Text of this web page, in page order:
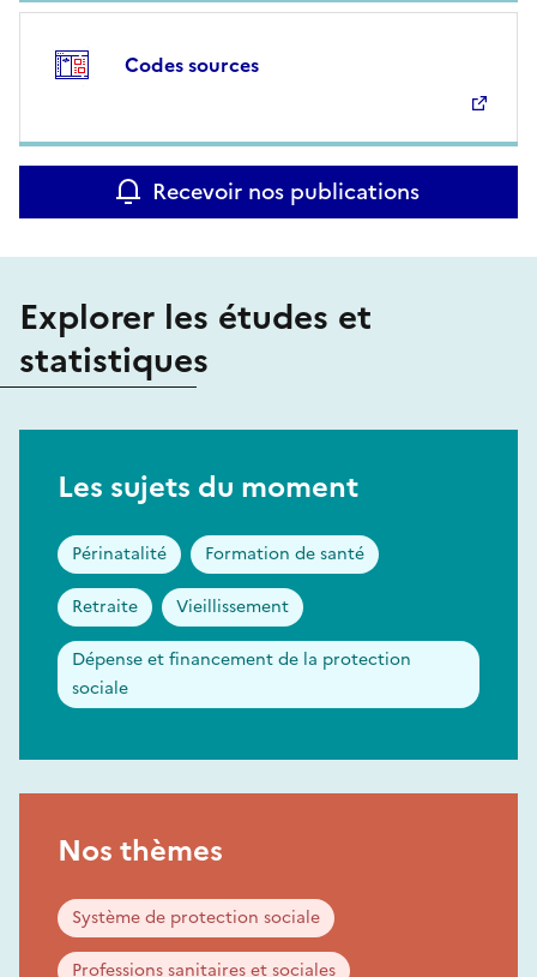
Codes sources
Recevoir nos publications
Explorer les études et
statistiques
Les sujets du moment
Périnatalité Formation de santé
Retraite Vieillissement
Dépense et financement de la protection
sociale
Nos thèmes
Système de protection sociale
Professions sanitaires et sociales